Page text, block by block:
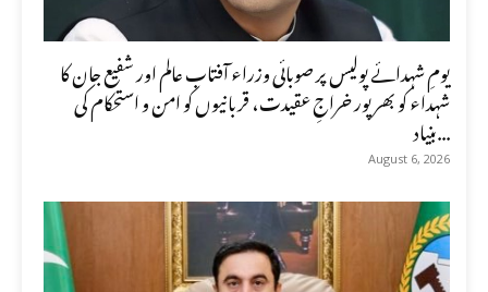
یومِ شہدائے پولیس پر صوبائی وزراء آفتاب عالم اور شفیع جان کا
شہداء کو بھرپور خراجِ عقیدت، قربانیوں کو امن و استحکام کی
بنیاد...
August 6, 2026